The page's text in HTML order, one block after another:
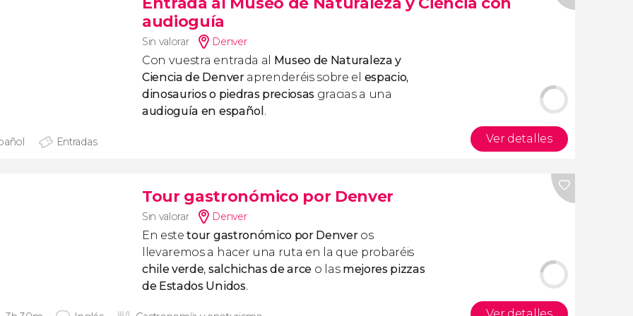
audioguía
Sin valorar Denver
Con vuestra entrada al Museo de Naturaleza y
Ciencia de Denveraprenderéis sobre el espacio,
dinosaurios o piedras preciosas gracias a una
audioguía en español .
Entradas Ver detalles
Tour gastronómico por Denver
Sin valorar Denver
En estetour gastronómico por Denveros
llevaremos a hacer una ruta en la que probaréis
chile verde, salchichas de arce o las mejores pizzas
de Estados Unidos.